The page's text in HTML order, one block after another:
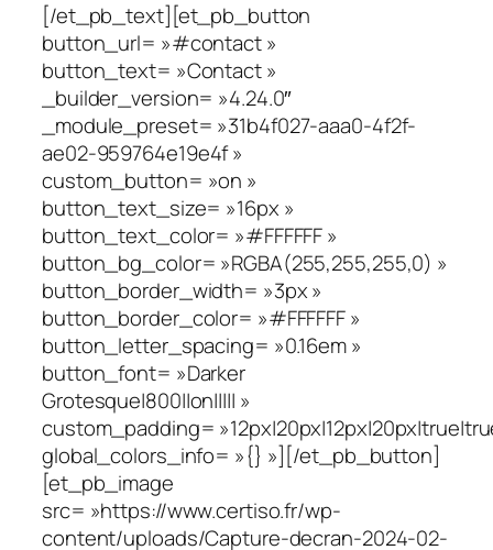
[/et_pb_text][et_pb_button
button_url= »#contact »
button_text= »Contact »
_builder_version= »4.24.0″
_module_preset= »31b4f027-aaa0-4f2f-
ae02-959764e19e4f »
custom_button= »on »
button_text_size= »16px »
button_text_color= »#FFFFFF »
button_bg_color= »RGBA(255,255,255,0) »
button_border_width= »3px »
button_border_color= »#FFFFFF »
button_letter_spacing= »0.16em »
button_font= »Darker
Grotesque|800||on||||| »
custom_padding=
global_colors_info= »{} »][/et_pb_button]
[et_pb_image
src= »https://www.certiso.fr/wp-
content/uploads/Capture-decran-2024-02-